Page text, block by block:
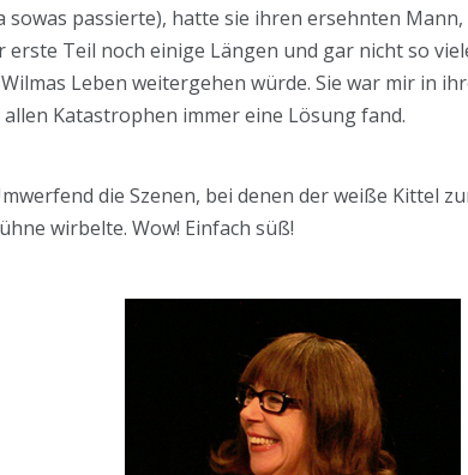
sowas passierte), hatte sie ihren ersehnten
erste Teil noch einige Längen und gar nicht so
Leben weitergehen würde. Sie war mir in
Katastrophen immer eine Lösung fand.
die Szenen, bei denen der weiße Kittel
wirbelte. Wow! Einfach süß!